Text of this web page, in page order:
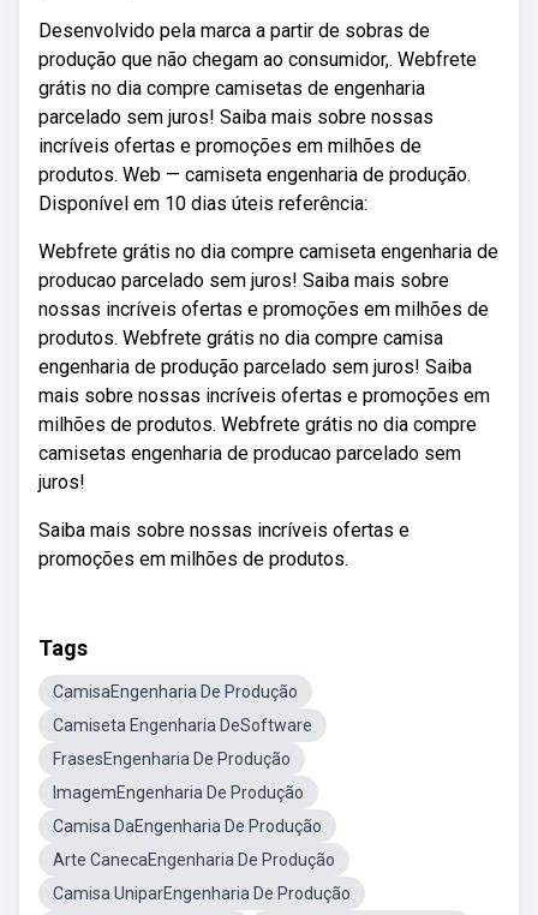
Desenvolvido pela marca a partir de sobras de
produção que não chegam ao consumidor,. Webfrete
grátis no dia compre camisetas de engenharia
parcelado sem juros! Saiba mais sobre nossas
incríveis ofertas e promoções em milhões de
produtos. Web — camiseta engenharia de produção.
Disponível em 10 dias úteis referência:
Webfrete grátis no dia compre camiseta engenharia de
producao parcelado sem juros! Saiba mais sobre
nossas incríveis ofertas e promoções em milhões de
produtos. Webfrete grátis no dia compre camisa
engenharia de produção parcelado sem juros! Saiba
mais sobre nossas incríveis ofertas e promoções em
milhões de produtos. Webfrete grátis no dia compre
camisetas engenharia de producao parcelado sem
juros!
Saiba mais sobre nossas incríveis ofertas e
promoções em milhões de produtos.
Tags
CamisaEngenharia De Produção
Camiseta Engenharia DeSoftware
FrasesEngenharia De Produção
ImagemEngenharia De Produção
Camisa DaEngenharia De Produção
Arte CanecaEngenharia De Produção
Camisa UniparEngenharia De Produção